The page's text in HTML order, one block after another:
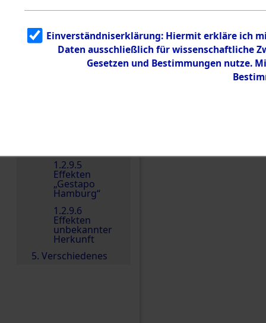
1.2.9.3
Effekten aus
dem KZ
Neuengamm
1.2.9.5
Effekten
„Gestapo
Hamburg“
1.2.9.6
Effekten
unbekannter
Herkunft
5. Verschiedenes
Einen Kommentar
Einverständniserklärung: Hiermit erkläre ich
Daten ausschließlich für wissenschaftliche
Gesetzen und Bestimmungen nutze.